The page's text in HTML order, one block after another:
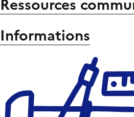
Ressources
Informations